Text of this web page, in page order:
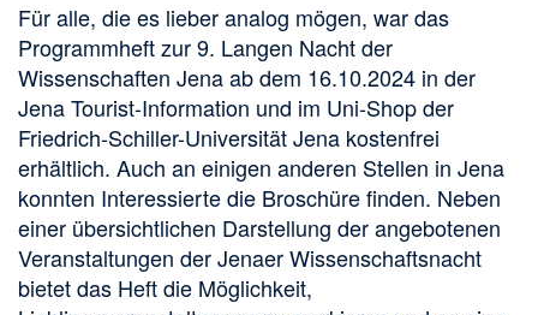
Für alle, die es lieber analog mögen, war das
Programmheft zur 9. Langen Nacht der
Wissenschaften Jena ab dem 16.10.2024 in der
Jena Tourist-Information und im Uni-Shop der
Friedrich-Schiller-Universität Jena kostenfrei
erhältlich. Auch an einigen anderen Stellen in Jena
konnten Interessierte die Broschüre finden. Neben
einer übersichtlichen Darstellung der angebotenen
Veranstaltungen der Jenaer Wissenschaftsnacht
bietet das Heft die Möglichkeit,